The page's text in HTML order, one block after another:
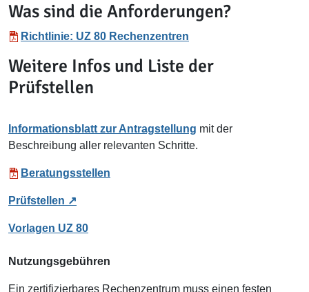
Was sind die Anforderungen?
Richtlinie: UZ 80 Rechenzentren
Weitere Infos und Liste der
Prüfstellen
Informationsblatt zur Antragstellung mit der
Beschreibung aller relevanten Schritte.
Beratungsstellen
Prüfstellen
Vorlagen UZ 80
Nutzungsgebühren
Ein zertifizierbares Rechenzentrum muss einen festen